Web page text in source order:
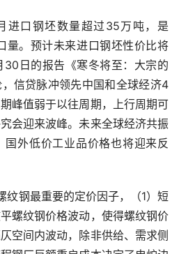
口钢坯数量超过35万吨，是
量。预计未来进口钢坯性价比将
30日的报告《寒冬将至：大宗的
信贷脉冲领先中国和全球经济4
峰值弱于以往周期，上行周期可
会迎来波峰。未来全球经济共振
国外低价工业品价格也将迎来反
钢最重要的定价因子，（1）短
螺纹钢价格波动，使得螺纹钢价
空间内波动，除非供给、需求侧